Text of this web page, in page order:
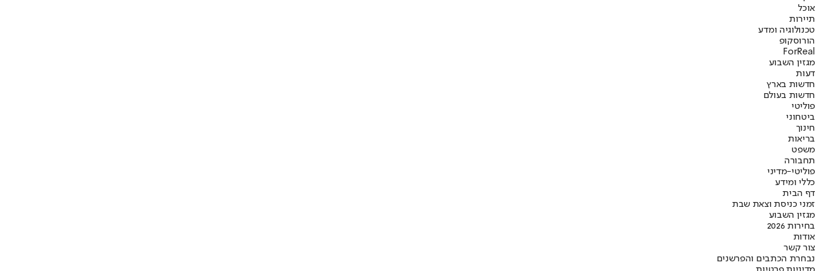
אוכל
תיירות
טכנולוגיה ומדע
הורוסקופ
ForReal
מגזין השבוע
דעות
חדשות בארץ
חדשות בעולם
פוליטי
ביטחוני
חינוך
בריאות
משפט
תחבורה
פוליטי-מדיני
כללי ומידע
דף הבית
זמני כניסת וצאת שבת
מגזין השבוע
בחירות 2026
אודות
צור קשר
נבחרת הכתבים והפרשנים